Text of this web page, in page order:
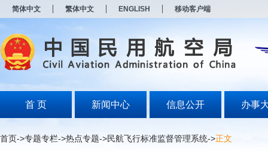
简体中文 繁体中文 ENGLISH 移动客户端
首 页 新闻中心 信息公开 办事
首页->专题专栏->热点专题->民航飞行标准监督管理系统->正文
打
开
无
障
说
按
Alt